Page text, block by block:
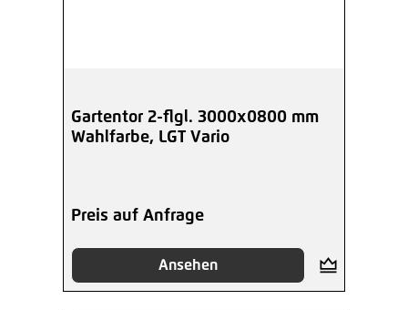
Gartentor 2-flgl. 3000x0800 mm
Wahlfarbe, LGT Vario
Preis auf Anfrage
Ansehen